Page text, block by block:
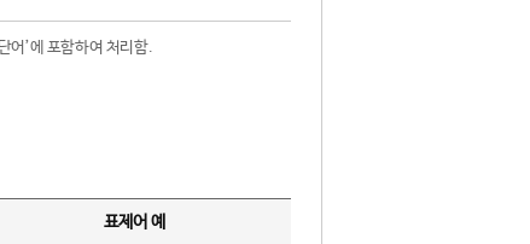
어’에 포함하여 처리함.
표제어 예